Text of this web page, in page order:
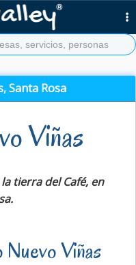
Santa Rosa
Viñas
tierra del Café, en
Viñas